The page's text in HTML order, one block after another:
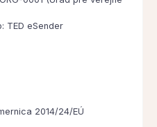
TED eSender
2014/24/EÚ